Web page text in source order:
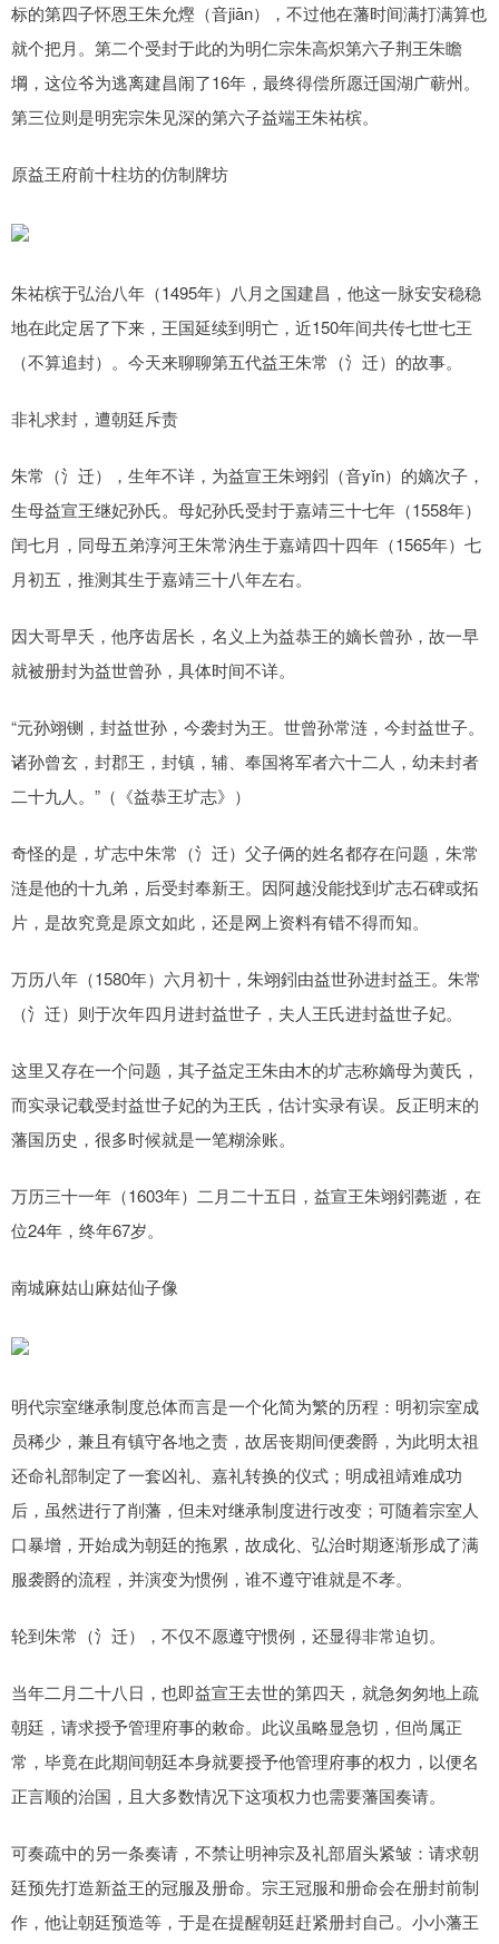
标的第四子怀恩王朱允熞（音jiān），不过他在藩时间满打满算也
就个把月。第二个受封于此的为明仁宗朱高炽第六子荆王朱瞻
堈，这位爷为逃离建昌闹了16年，最终得偿所愿迁国湖广蕲州。
第三位则是明宪宗朱见深的第六子益端王朱祐槟。
原益王府前十柱坊的仿制牌坊
朱祐槟于弘治八年（1495年）八月之国建昌，他这一脉安安稳稳
地在此定居了下来，王国延续到明亡，近150年间共传七世七王
（不算追封）。今天来聊聊第五代益王朱常（氵迁）的故事。
非礼求封，遭朝廷斥责
朱常（氵迁），生年不详，为益宣王朱翊鈏（音yǐn）的嫡次子，
生母益宣王继妃孙氏。母妃孙氏受封于嘉靖三十七年（1558年）
闰七月，同母五弟淳河王朱常汭生于嘉靖四十四年（1565年）七
月初五，推测其生于嘉靖三十八年左右。
因大哥早夭，他序齿居长，名义上为益恭王的嫡长曾孙，故一早
就被册封为益世曾孙，具体时间不详。
“元孙翊铡，封益世孙，今袭封为王。世曾孙常涟，今封益世子。
诸孙曾玄，封郡王，封镇，辅、奉国将军者六十二人，幼未封者
二十九人。”（《益恭王圹志》）
奇怪的是，圹志中朱常（氵迁）父子俩的姓名都存在问题，朱常
涟是他的十九弟，后受封奉新王。因阿越没能找到圹志石碑或拓
片，是故究竟是原文如此，还是网上资料有错不得而知。
万历八年（1580年）六月初十，朱翊鈏由益世孙进封益王。朱常
（氵迁）则于次年四月进封益世子，夫人王氏进封益世子妃。
这里又存在一个问题，其子益定王朱由木的圹志称嫡母为黄氏，
而实录记载受封益世子妃的为王氏，估计实录有误。反正明末的
藩国历史，很多时候就是一笔糊涂账。
万历三十一年（1603年）二月二十五日，益宣王朱翊鈏薨逝，在
位24年，终年67岁。
南城麻姑山麻姑仙子像
明代宗室继承制度总体而言是一个化简为繁的历程：明初宗室成
员稀少，兼且有镇守各地之责，故居丧期间便袭爵，为此明太祖
还命礼部制定了一套凶礼、嘉礼转换的仪式；明成祖靖难成功
后，虽然进行了削藩，但未对继承制度进行改变；可随着宗室人
口暴增，开始成为朝廷的拖累，故成化、弘治时期逐渐形成了满
服袭爵的流程，并演变为惯例，谁不遵守谁就是不孝。
轮到朱常（氵迁），不仅不愿遵守惯例，还显得非常迫切。
当年二月二十八日，也即益宣王去世的第四天，就急匆匆地上疏
朝廷，请求授予管理府事的敕命。此议虽略显急切，但尚属正
常，毕竟在此期间朝廷本身就要授予他管理府事的权力，以便名
正言顺的治国，且大多数情况下这项权力也需要藩国奏请。
可奏疏中的另一条奏请，不禁让明神宗及礼部眉头紧皱：请求朝
廷预先打造新益王的冠服及册命。宗王冠服和册命会在册封前制
作，他让朝廷预造等，于是在提醒朝廷赶紧册封自己。小小藩王